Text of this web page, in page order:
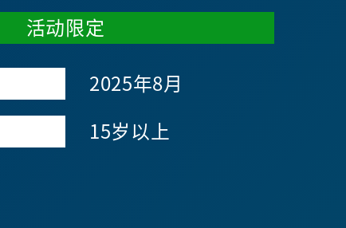
活动限定
2025年8月
15岁以上